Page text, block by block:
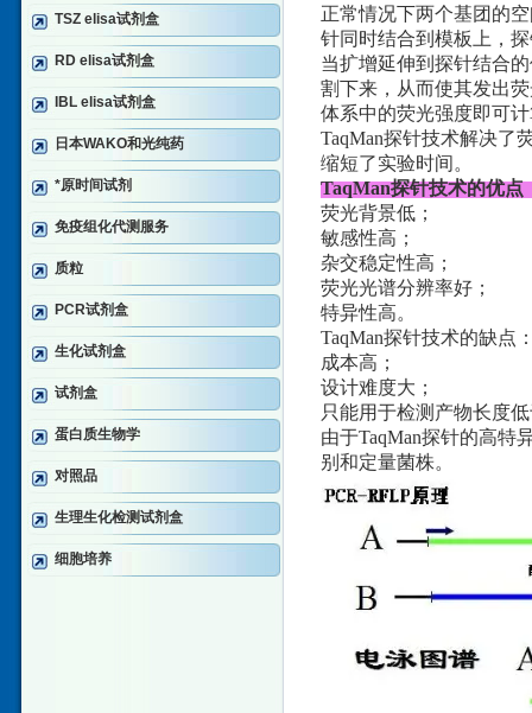
TSZ elisa试剂盒
RD elisa试剂盒
IBL elisa试剂盒
日本WAKO和光纯药
*原时间试剂
免疫组化代测服务
质粒
PCR试剂盒
生化试剂盒
试剂盒
蛋白质生物学
对照品
生理生化检测试剂盒
细胞培养
正常情况下两个基团的
针同时结合到模板上，
当扩增延伸到探针结合
割下来，从而使其发出
体系中的荧光强度即可
TaqMan探针技术解决了
缩短了实验时间。
TaqMan探针技术的优点
荧光背景低；
敏感性高；
杂交稳定性高；
荧光光谱分辨率好；
特异性高。
TaqMan探针技术的缺点
成本高；
设计难度大；
只能用于检测产物长度
由于TaqMan探针的高特
别和定量菌株。